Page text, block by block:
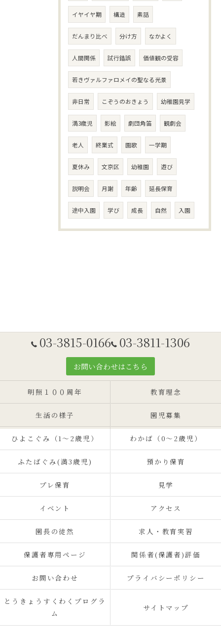
イヤイヤ期 構造 素話
だんまり比べ 分け方 なかよく
人間関係 試行錯誤 価値観の受容
若きヴァルファロメイの聖なる光景
非日常 こぞうのおきょう 幼稚園見学
満3歳児 影絵 劇団角笛 観劇会
老人 終業式 園歌 一学期
夏休み 文京区 幼稚園 遊び
説明会 月謝 年齢 延長保育
途中入園 学び 成長 自然 入園
03-3815-0166 03-3811-1306
お問い合わせはこちら
明照１００周年 教育理念
生活の様子 園児募集
ひよこぐみ（1〜2歳児） わかば（0～2歳児）
ふたばぐみ(満3歳児) 預かり保育
プレ保育 見学
イベント アクセス
園長の徒然 求人・教育実習
保護者専用ページ 関係者(保護者)評価
お問い合わせ プライバシーポリシー
とうきょうすくわくプログラ
ム
サイトマップ